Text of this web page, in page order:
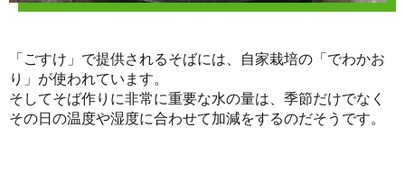
「ごすけ」で提供されるそばには、自家栽培の「でわかお
り」が使われています。
そしてそば作りに非常に重要な水の量は、季節だけでなく
その日の温度や湿度に合わせて加減をするのだそうです。